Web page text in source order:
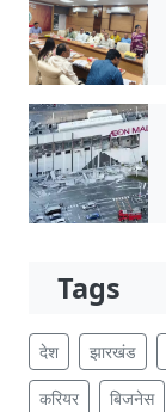
Tags
देश झारखंड
करियर बिजनेस